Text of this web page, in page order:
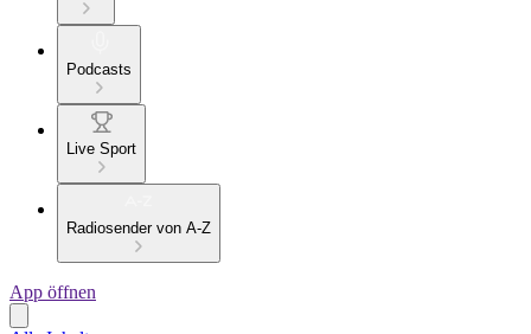
Podcasts
Live Sport
Radiosender von A-Z
App öffnen